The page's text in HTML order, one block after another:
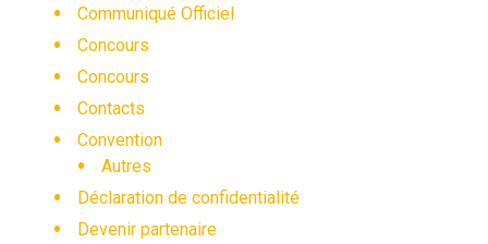
Communiqué Officiel
Concours
Concours
Contacts
Convention
Autres
Déclaration de confidentialité
Devenir partenaire